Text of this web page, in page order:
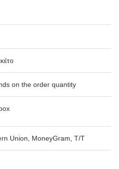
on the order quantity
Union, MoneyGram, T/T